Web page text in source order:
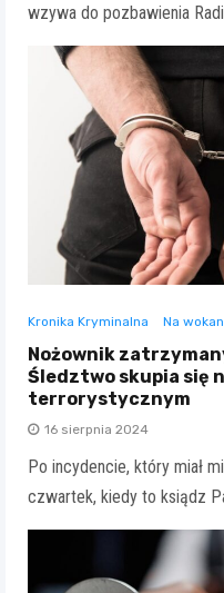
wzywa do pozbawienia
Kronika Kryminalna Na
Nożownik
Śledztwo skupia się
terrorystycznym
16 sierpnia 2024
Po incydencie, który miał
czwartek, kiedy to ksiądz